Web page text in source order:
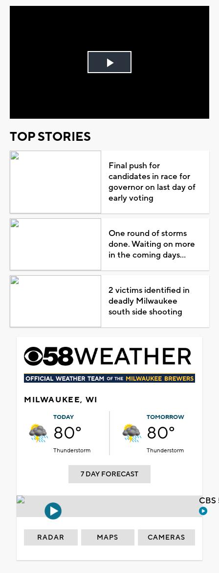
Play
TOP STORIES
Final push for
candidates in race for
governor on last day of
early voting
One round of storms
done. Waiting on more
in the coming days...
2 victims identified in
deadly Milwaukee
south side shooting
MILWAUKEE, WI
TODAY
80°
Thunderstorm
TOMORROW
80°
Thunderstorm
7 DAY FORECAST
RADAR MAPS CAMERAS